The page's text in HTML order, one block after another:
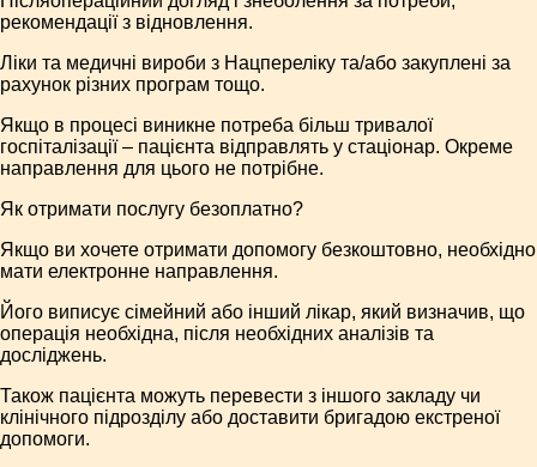
рекомендації з відновлення.
Ліки та медичні вироби з Нацпереліку та/або закуплені за
рахунок різних програм тощо.
Якщо в процесі виникне потреба більш тривалої
госпіталізації – пацієнта відправлять у стаціонар. Окреме
направлення для цього не потрібне.
Як отримати послугу безоплатно?
Якщо ви хочете отримати допомогу безкоштовно, необхідно
мати електронне направлення.
Його виписує сімейний або інший лікар, який визначив, що
операція необхідна, після необхідних аналізів та
досліджень.
Також пацієнта можуть перевести з іншого закладу чи
клінічного підрозділу або доставити бригадою екстреної
допомоги.